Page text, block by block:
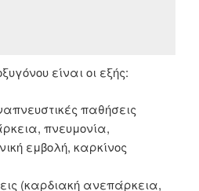
είναι οι εξής:
παθήσεις
πνευμονία,
εμβολή, καρκίνος
(καρδιακή ανεπάρκεια,